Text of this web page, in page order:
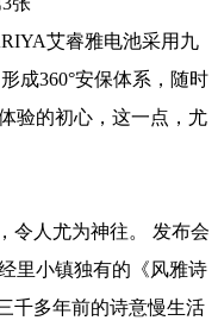
艾睿雅电池采用九
成360°安保体系，随时
验的初心，这一点，尤
令人尤为神往。 发布会
里小镇独有的《风雅诗
千多年前的诗意慢生活